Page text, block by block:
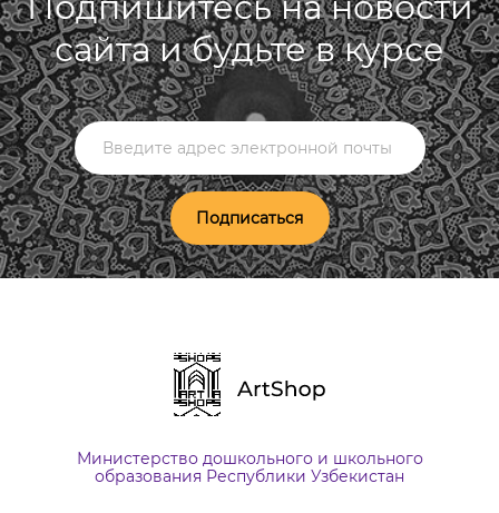
сайта и будьте в курсе
Подписаться
Министерство дошкольного и школьного
образования Республики Узбекистан